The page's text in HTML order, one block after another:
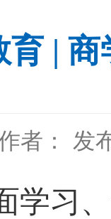
育 |
者： 发
学习